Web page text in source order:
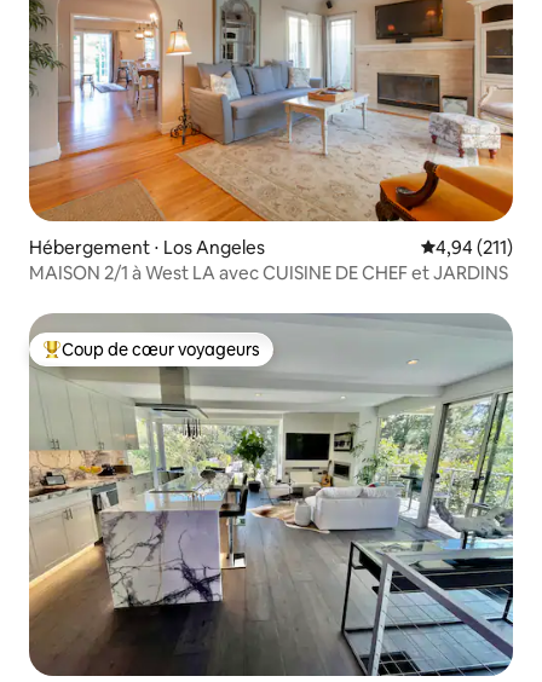
Hébergement ⋅ Los Angeles Évaluation
4,94 (211)
MAISON 2/1 à West LA avec CUISINE DE CHEF et JARDINS
Coups de cœur voyageurs les plus appréciés
Coup de cœur voyageurs